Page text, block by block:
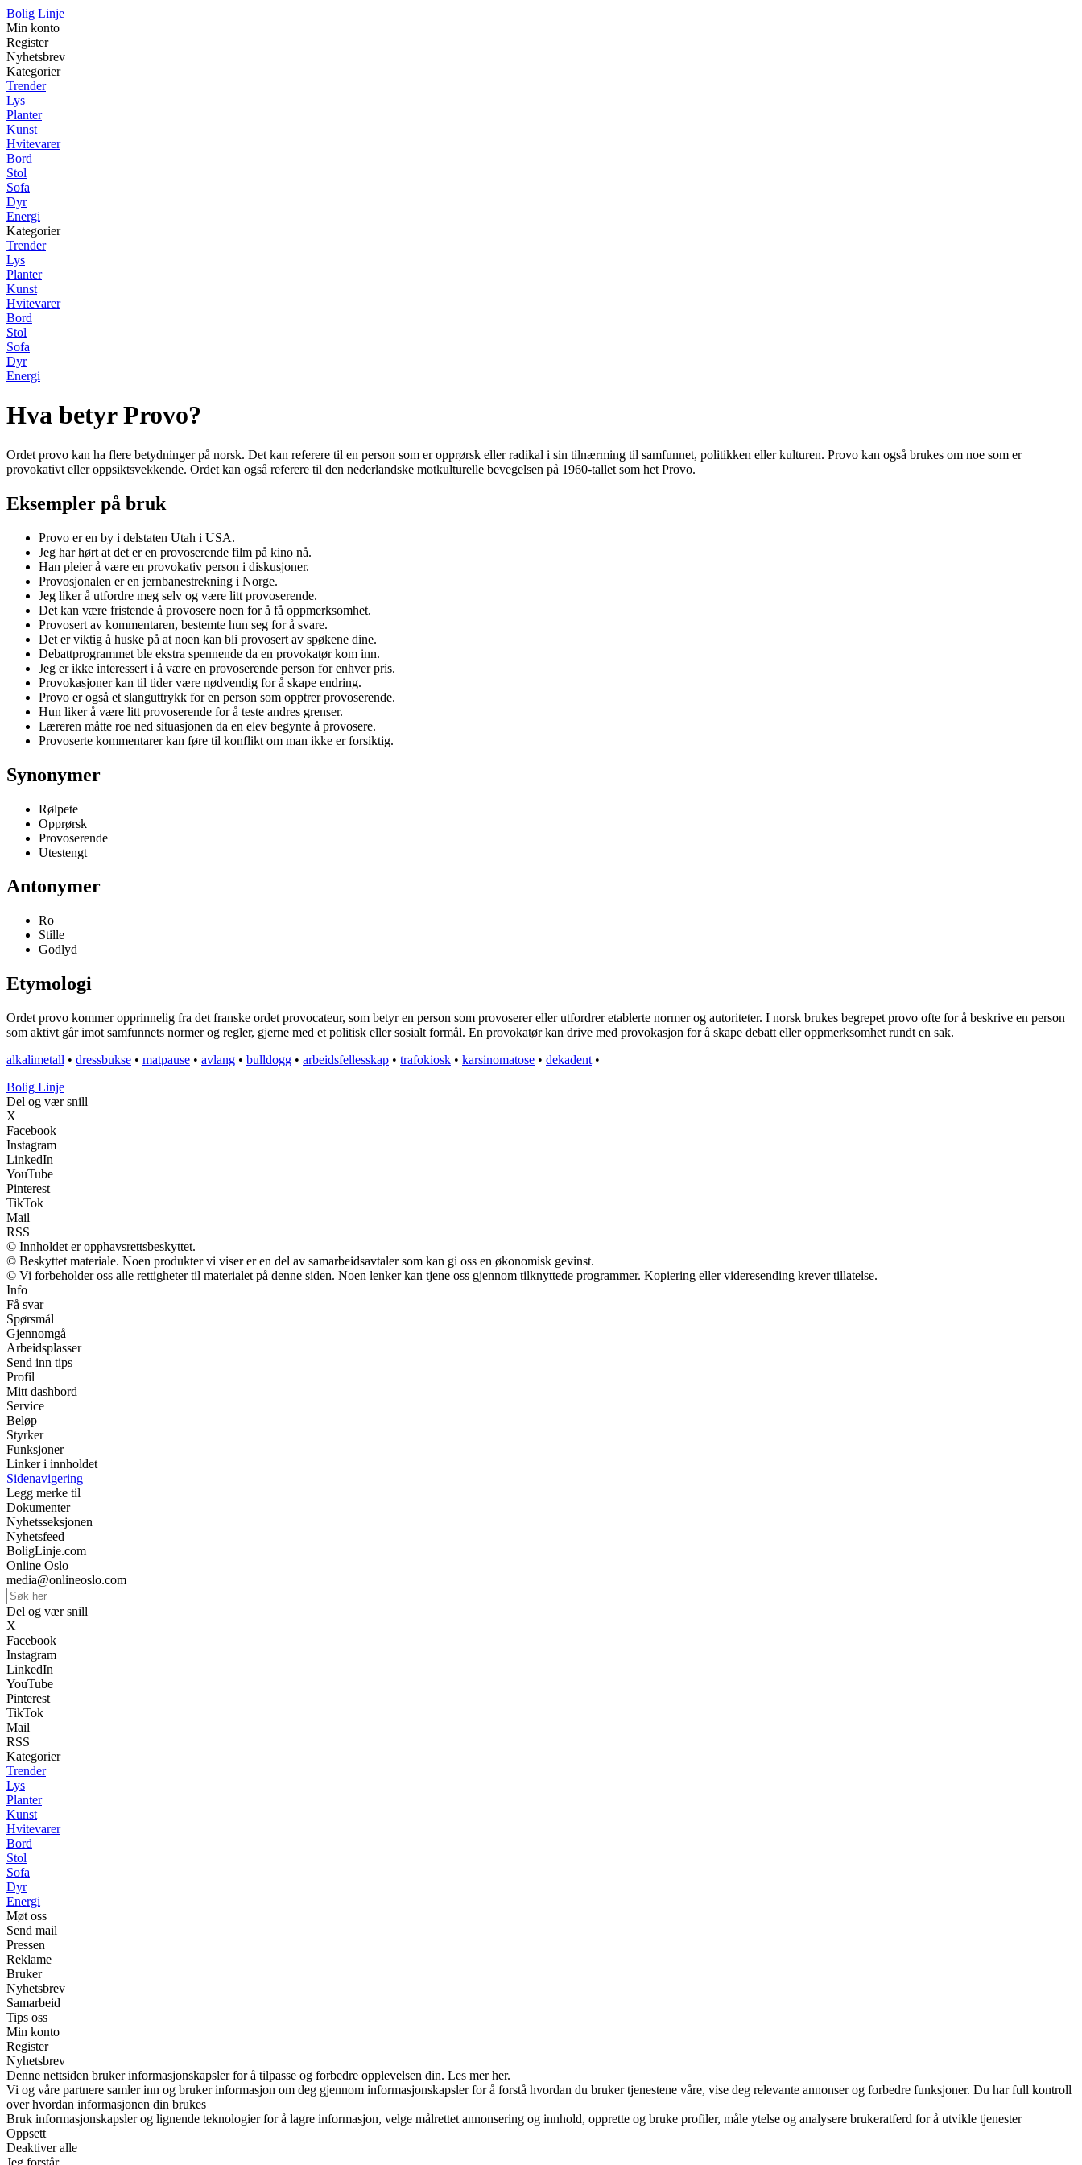
Bolig Linje
Min konto
Register
Nyhetsbrev
Kategorier
Trender
Lys
Planter
Kunst
Hvitevarer
Bord
Stol
Sofa
Dyr
Energi
Kategorier
Trender
Lys
Planter
Kunst
Hvitevarer
Bord
Stol
Sofa
Dyr
Energi
Hva betyr Provo?
Ordet provo kan ha flere betydninger på norsk. Det kan referere til en person som er opprørsk eller radikal i sin tilnærming til samfunnet, politikken eller kulturen. Provo kan også brukes om noe som er
provokativt eller oppsiktsvekkende. Ordet kan også referere til den nederlandske motkulturelle bevegelsen på 1960-tallet som het Provo.
Eksempler på bruk
Provo er en by i delstaten Utah i USA.
Jeg har hørt at det er en provoserende film på kino nå.
Han pleier å være en provokativ person i diskusjoner.
Provosjonalen er en jernbanestrekning i Norge.
Jeg liker å utfordre meg selv og være litt provoserende.
Det kan være fristende å provosere noen for å få oppmerksomhet.
Provosert av kommentaren, bestemte hun seg for å svare.
Det er viktig å huske på at noen kan bli provosert av spøkene dine.
Debattprogrammet ble ekstra spennende da en provokatør kom inn.
Jeg er ikke interessert i å være en provoserende person for enhver pris.
Provokasjoner kan til tider være nødvendig for å skape endring.
Provo er også et slanguttrykk for en person som opptrer provoserende.
Hun liker å være litt provoserende for å teste andres grenser.
Læreren måtte roe ned situasjonen da en elev begynte å provosere.
Provoserte kommentarer kan føre til konflikt om man ikke er forsiktig.
Synonymer
Rølpete
Opprørsk
Provoserende
Utestengt
Antonymer
Ro
Stille
Godlyd
Etymologi
Ordet provo kommer opprinnelig fra det franske ordet provocateur, som betyr en person som provoserer eller utfordrer etablerte normer og autoriteter. I norsk brukes begrepet provo ofte for å beskrive en person
som aktivt går imot samfunnets normer og regler, gjerne med et politisk eller sosialt formål. En provokatør kan drive med provokasjon for å skape debatt eller oppmerksomhet rundt en sak.
alkalimetall • dressbukse • matpause • avlang • bulldogg • arbeidsfellesskap • trafokiosk • karsinomatose • dekadent •
Bolig Linje
Del og vær snill
X
Facebook
Instagram
LinkedIn
YouTube
Pinterest
TikTok
Mail
RSS
© Innholdet er opphavsrettsbeskyttet.
© Beskyttet materiale. Noen produkter vi viser er en del av samarbeidsavtaler som kan gi oss en økonomisk gevinst.
© Vi forbeholder oss alle rettigheter til materialet på denne siden. Noen lenker kan tjene oss gjennom tilknyttede programmer. Kopiering eller videresending krever tillatelse.
Info
Få svar
Spørsmål
Gjennomgå
Arbeidsplasser
Send inn tips
Profil
Mitt dashbord
Service
Beløp
Styrker
Funksjoner
Linker i innholdet
Sidenavigering
Legg merke til
Dokumenter
Nyhetsseksjonen
Nyhetsfeed
BoligLinje.com
Online Oslo
media@onlineoslo.com
Del og vær snill
X
Facebook
Instagram
LinkedIn
YouTube
Pinterest
TikTok
Mail
RSS
Kategorier
Trender
Lys
Planter
Kunst
Hvitevarer
Bord
Stol
Sofa
Dyr
Energi
Møt oss
Send mail
Pressen
Reklame
Bruker
Nyhetsbrev
Samarbeid
Tips oss
Min konto
Register
Nyhetsbrev
Denne nettsiden bruker informasjonskapsler for å tilpasse og forbedre opplevelsen din. Les mer her.
Vi og våre partnere samler inn og bruker informasjon om deg gjennom informasjonskapsler for å forstå hvordan du bruker tjenestene våre, vise deg relevante annonser og forbedre funksjoner. Du har full kontroll
over hvordan informasjonen din brukes
Bruk informasjonskapsler og lignende teknologier for å lagre informasjon, velge målrettet annonsering og innhold, opprette og bruke profiler, måle ytelse og analysere brukeratferd for å utvikle tjenester
Oppsett
Deaktiver alle